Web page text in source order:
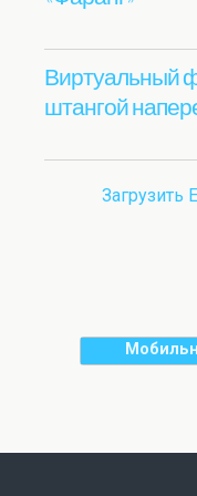
Виртуальный
штангой
Загрузить